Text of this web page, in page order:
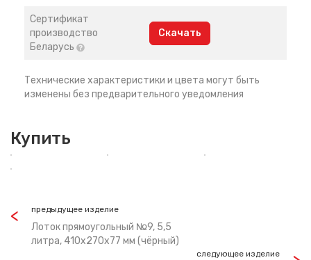
Сертификат
производство
Беларусь
Скачать
Технические характеристики и цвета могут быть
изменены без предварительного уведомления
Купить
предыдущее изделие
Лоток прямоугольный №9, 5,5
литра, 410х270х77 мм (чёрный)
следующее изделие